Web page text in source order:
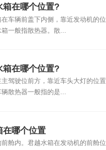
箱在哪个位置?
车辆前盖下内侧，靠近发动机的位
一般指散热器。散...
箱在哪个位置?
主驾驶位前方，靠近车头大灯的位置
散热器一般指的是...
在哪个位置
舱内。君越水箱在发动机的前舱位